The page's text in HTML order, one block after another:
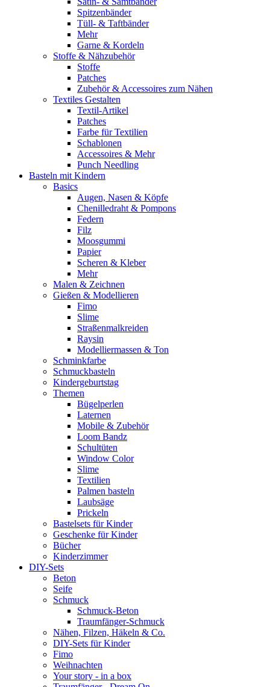
Spitzenbänder
Tüll- & Taftbänder
Mehr
Garne & Kordeln
Stoffe & Nähzubehör
Stoffe
Patches
Zubehör & Accessoires zum Nähen
Textiles Gestalten
Textil-Artikel
Patches
Farbe für Textilien
Schablonen
Accessoires & Mehr
Punch Needling
Basteln mit Kindern
Basics
Augen, Nasen & Köpfe
Chenilledraht & Pompons
Federn
Filz
Moosgummi
Papier
Scheren & Kleber
Mehr
Malen & Zeichnen
Gießen & Modellieren
Fimo
Slime
Straßenmalkreiden
Raysin
Modelliermassen & Ton
Schminkfarbe
Schmuckbasteln
Kindergeburtstag
Themen
Bügelperlen
Laternen
Mobile & Zubehör
Loom Bandz
Schultüten
Window Color
Slime
Textilien
Palmen basteln
Laubsäge
Prickeln
Bastelsets für Kinder
Geschenke für Kinder
Bücher
Kinderzimmer
DIY-Sets
Beton
Seife
Schmuck
Schmuck-Beton
Traumfänger-Schmuck
Nähen, Filzen, Häkeln & Co.
DIY-Sets für Kinder
Fimo
Weihnachten
Your story - in a box